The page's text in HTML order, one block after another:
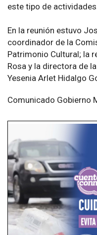
este tipo de
En la reunión estuvo
coordinador de la
Patrimonio Cultural; la
Rosa y la directora de
Yesenia Arlet Hidalgo
Comunicado Gobierno